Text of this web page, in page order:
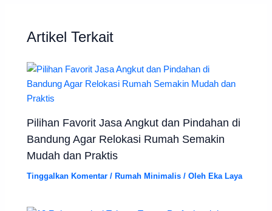
Artikel Terkait
Pilihan Favorit Jasa Angkut dan Pindahan di
Bandung Agar Relokasi Rumah Semakin
Mudah dan Praktis
Tinggalkan Komentar / Rumah Minimalis / Oleh Eka Laya